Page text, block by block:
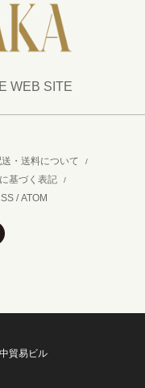
WEB SITE
送・送料について /
基づく表記 /
/ATOM
貿易ビル